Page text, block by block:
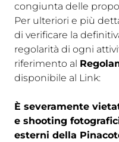
congiunta delle
Per ulteriori e più
di verificare la
regolarità di ogni
riferimento al
disponibile al Link:
È severamente
e shooting
esterni della